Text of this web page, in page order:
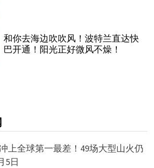
和你去海边吹吹风！波特兰直达快
巴开通！阳光正好微风不燥！
上全球第一最差！49场大型山火仍
5日